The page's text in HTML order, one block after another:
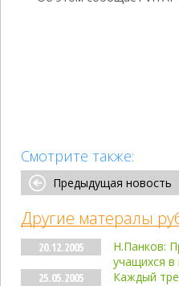
Смотрите также:
Предыдущая новость
Другие матералы
20.12.2005
Н.Панков:
учащихся в
25.05.2005
Каждый